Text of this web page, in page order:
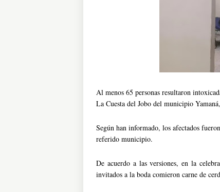
Al menos 65 personas resultaron
La Cuesta del Jobo del municipio
Según han informado, los afectados
referido municipio.
De acuerdo a las versiones, en la
invitados a la boda comieron carne de